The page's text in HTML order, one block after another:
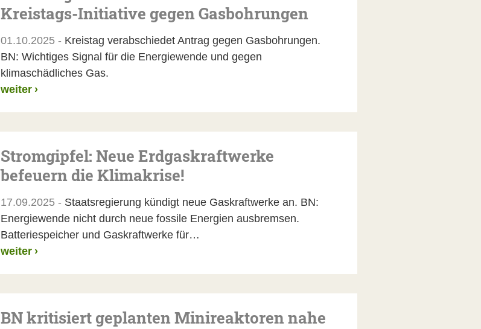
Kreistags-Initiative gegen Gasbohrungen
01.10.2025 - Kreistag verabschiedet Antrag gegen Gasbohrungen.
BN: Wichtiges Signal für die Energiewende und gegen
klimaschädliches Gas.
weiter ›
Stromgipfel: Neue Erdgaskraftwerke
befeuern die Klimakrise!
17.09.2025 - Staatsregierung kündigt neue Gaskraftwerke an. BN:
Energiewende nicht durch neue fossile Energien ausbremsen.
Batteriespeicher und Gaskraftwerke für…
weiter ›
BN kritisiert geplanten Minireaktoren nahe